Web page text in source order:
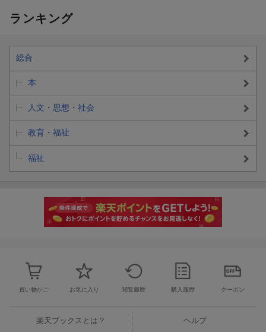
ランキング
総合
本
人文・思想・社会
教育・福祉
福祉
買い物かご お気に入り 閲覧履歴 購入履歴 クーポン
楽天ブックスとは？ ヘルプ